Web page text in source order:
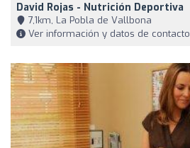
David Rojas - Nutrición Deportiva
7,1km, La Pobla de Vallbona
Ver información y datos de contacto